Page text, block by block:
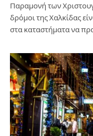
Παραμονή των
δρόμοι της Χαλκίδας
στα καταστήματα να